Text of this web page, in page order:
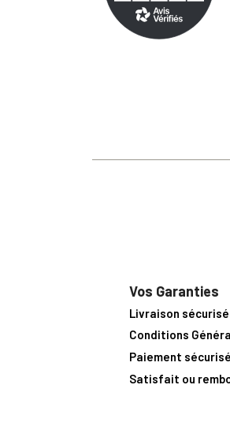
Vos Garanties
Livraison
Conditions
Paiement sécurisé
Satisfait ou